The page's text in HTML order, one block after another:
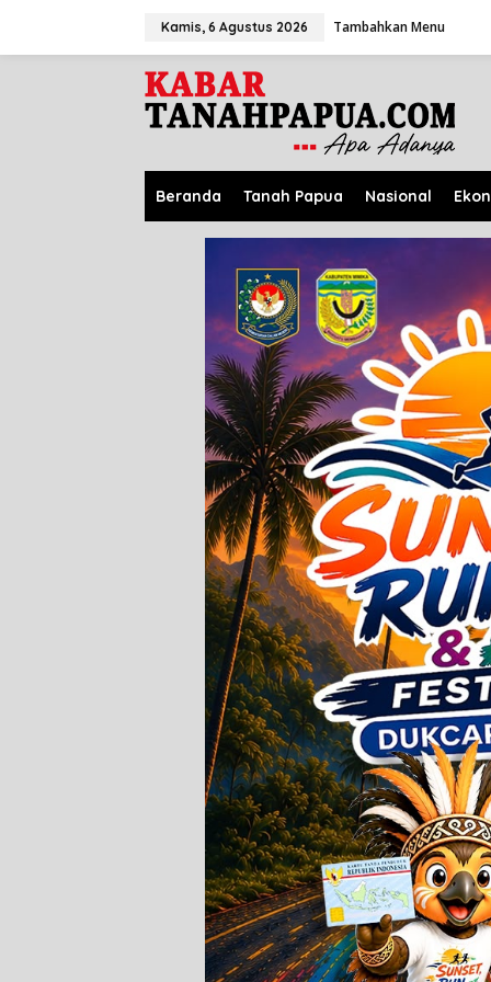
Kamis, 6 Agustus 2026 Tambahkan Menu
Beranda Tanah Papua Nasional